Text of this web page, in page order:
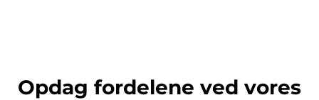
Opdag fordelene ved vores